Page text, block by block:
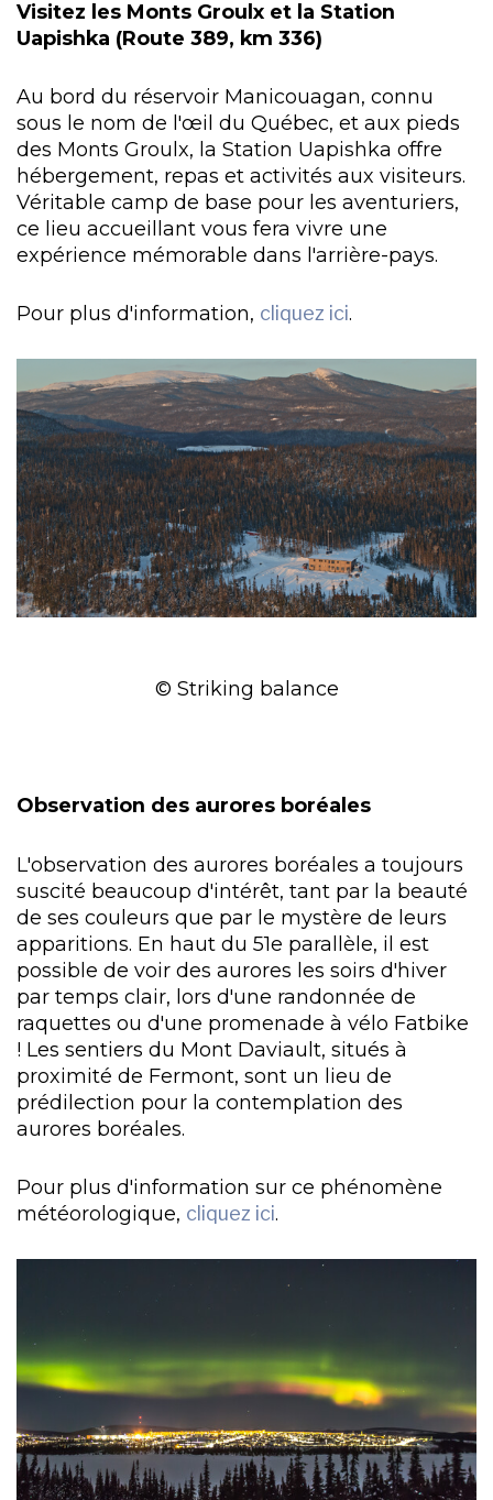
Visitez les Monts Groulx et la Station
Uapishka (Route 389, km 336)
Au bord du réservoir Manicouagan, connu
sous le nom de l'œil du Québec, et aux pieds
des Monts Groulx, la Station Uapishka offre
hébergement, repas et activités aux visiteurs.
Véritable camp de base pour les aventuriers,
ce lieu accueillant vous fera vivre une
expérience mémorable dans l'arrière-pays.
Pour plus d'information, cliquez ici.
© Striking balance
Observation des aurores boréales
L'observation des aurores boréales a toujours
suscité beaucoup d'intérêt, tant par la beauté
de ses couleurs que par le mystère de leurs
apparitions. En haut du 51e parallèle, il est
possible de voir des aurores les soirs d'hiver
par temps clair, lors d'une randonnée de
raquettes ou d'une promenade à vélo Fatbike
! Les sentiers du Mont Daviault, situés à
proximité de Fermont, sont un lieu de
prédilection pour la contemplation des
aurores boréales.
Pour plus d'information sur ce phénomène
météorologique, cliquez ici.